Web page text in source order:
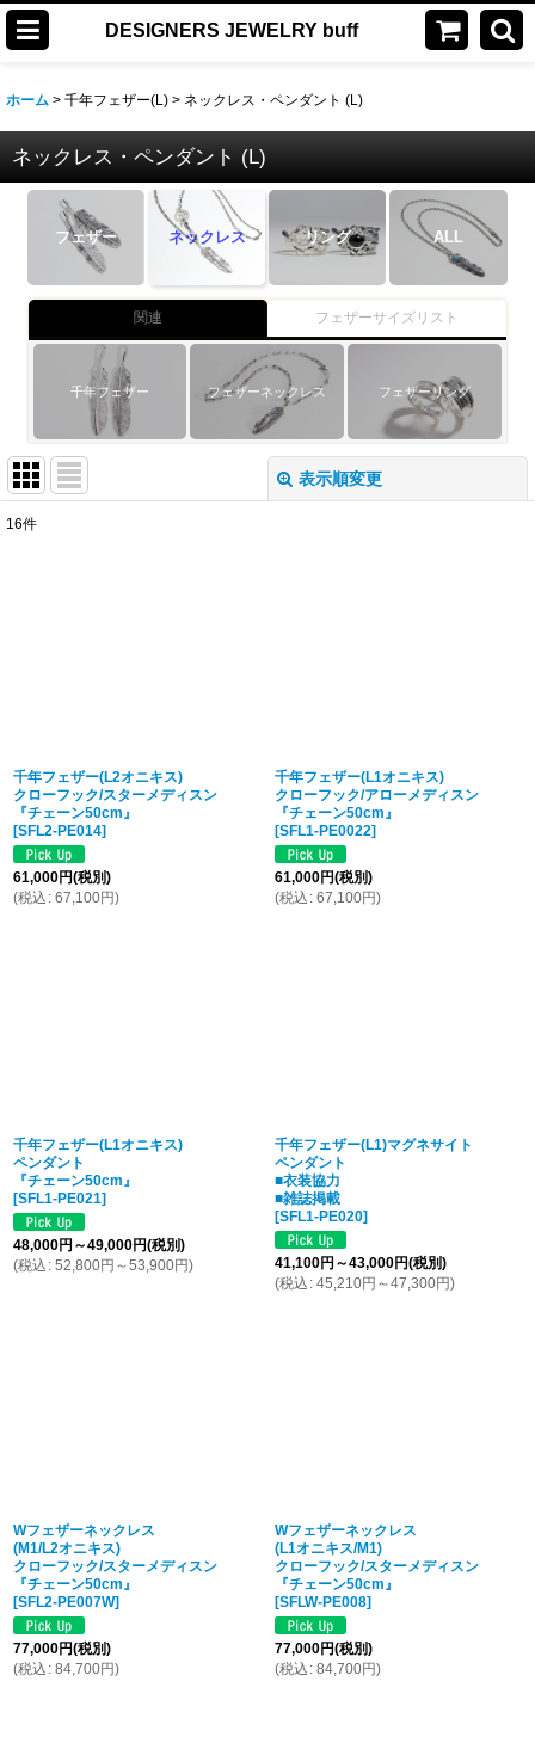
DESIGNERS JEWELRY buff
ホーム > 千年フェザー(L) > ネックレス・ペンダント (L)
ネックレス・ペンダント (L)
フェザー ネックレス リング ALL
関連 フェザーサイズリスト
千年フェザー フェザーネックレス フェザーリング
表示順変更
16件
千年フェザー(L2オニキス)
クローフック/スターメディスン
『チェーン50cm』
[SFL2-PE014]
61,000円(税別)
(税込 : 67,100円)
千年フェザー(L1オニキス)
クローフック/アローメディスン
『チェーン50cm』
[SFL1-PE0022]
61,000円(税別)
(税込 : 67,100円)
千年フェザー(L1オニキス)
ペンダント
『チェーン50cm』
[SFL1-PE021]
48,000円 ～49,000円(税別)
(税込 : 52,800円 ～53,900円)
千年フェザー(L1)マグネサイト
ペンダント
■衣装協力
■雑誌掲載
[SFL1-PE020]
41,100円 ～43,000円(税別)
(税込 : 45,210円 ～47,300円)
Wフェザーネックレス
(M1/L2オニキス)
クローフック/スターメディスン
『チェーン50cm』
[SFL2-PE007W]
77,000円(税別)
(税込 : 84,700円)
Wフェザーネックレス
(L1オニキス/M1)
クローフック/スターメディスン
『チェーン50cm』
[SFLW-PE008]
77,000円(税別)
(税込 : 84,700円)